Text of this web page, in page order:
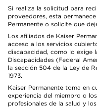
Si realiza la solicitud para
proveedores, esta
Permanente o solicite que
Los afiliados de Kaiser
acceso a los servicios
discapacidad, como lo exige
Discapacidades (Federal
la sección 504 de la Ley de
1973.
Kaiser Permanente toma en
experiencia del miembro o
profesionales de la salud y